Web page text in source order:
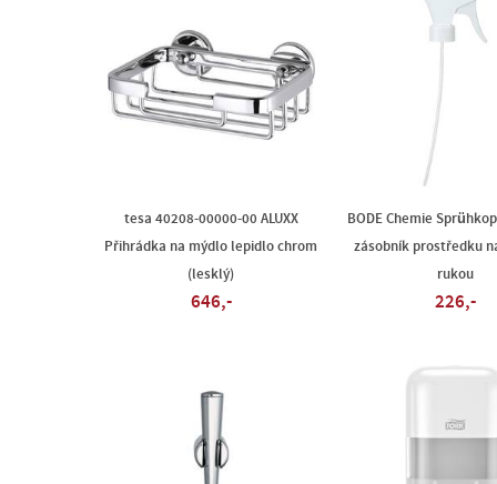
tesa 40208-00000-00 ALUXX
Přihrádka na mýdlo lepidlo chrom
(lesklý)
646,-
BODE Chemie
zásobník prostředku
rukou
226,-